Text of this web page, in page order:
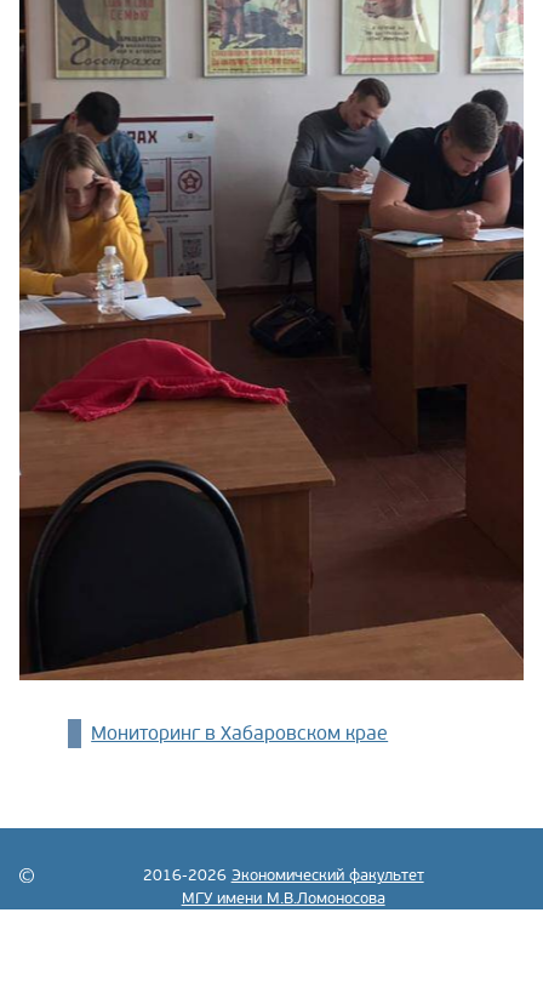
Мониторинг в Хабаровском крае
2016-2026 Экономический факультет
МГУ имени М.В.Ломоносова